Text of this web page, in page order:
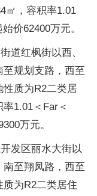
㎡，容积率1.01
价62400万元。
道红枫街以西、
规划支路，西至
质为R2二类居
1.01＜Far＜
万元。
发区丽水大街以
至翔凤路，西至
为R2二类居住